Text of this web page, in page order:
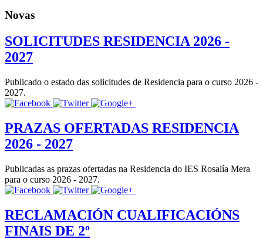
Novas
SOLICITUDES RESIDENCIA 2026 -
2027
Publicado o estado das solicitudes de Residencia para o curso 2026 -
2027.
PRAZAS OFERTADAS RESIDENCIA
2026 - 2027
Publicadas as prazas ofertadas na Residencia do IES Rosalía Mera
para o curso 2026 - 2027.
RECLAMACIÓN CUALIFICACIÓNS
FINAIS DE 2º